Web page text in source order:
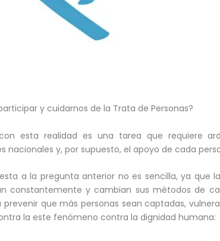
y cuidarnos de la Trata de Personas?
esta realidad es una tarea que requiere
nacionales y, por supuesto, el apoyo de cada
a la pregunta anterior no es sencilla, ya que
constantemente y cambian sus métodos de
prevenir que más personas sean captadas,
la este fenómeno contra la dignidad humana: